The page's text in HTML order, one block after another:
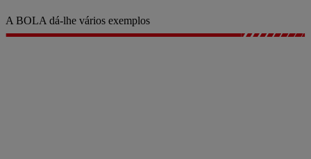
A BOLA dá-lhe vários exemplos